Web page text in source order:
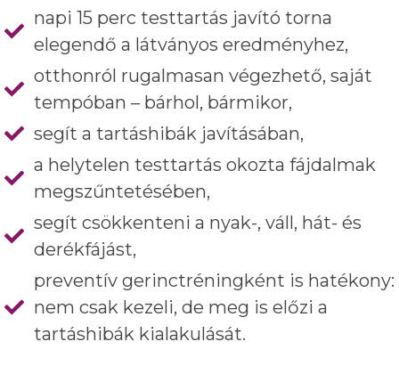
napi 15 perc testtartás javító torna
elegendő a látványos eredményhez,
otthonról rugalmasan végezhető, saját
tempóban – bárhol, bármikor,
segít a tartáshibák javításában,
a helytelen testtartás okozta fájdalmak
megszűntetésében,
segít csökkenteni a nyak-, váll, hát- és
derékfájást,
preventív gerinctréningként is hatékony:
nem csak kezeli, de meg is előzi a
tartáshibák kialakulását.